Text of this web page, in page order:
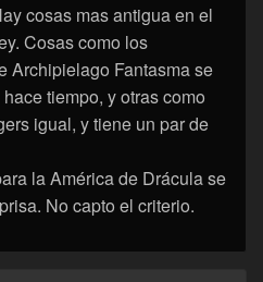
cosas mas antigua en el
Cosas como los
Archipielago Fantasma se
tiempo, y otras como
igual, y tiene un par de
la América de Drácula se
No capto el criterio.